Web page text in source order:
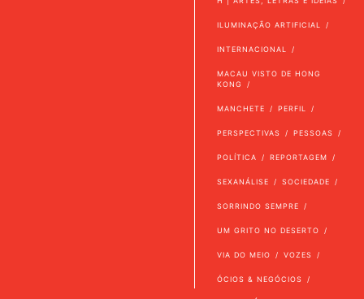
ILUMINAÇÃO ARTIFICIAL
INTERNACIONAL
MACAU VISTO DE HONG
KONG
MANCHETE PERFIL
PERSPECTIVAS PESSOAS
POLÍTICA REPORTAGEM
SEXANÁLISE SOCIEDADE
SORRINDO SEMPRE
UM GRITO NO DESERTO
VIA DO MEIO VOZES
ÓCIOS & NEGÓCIOS